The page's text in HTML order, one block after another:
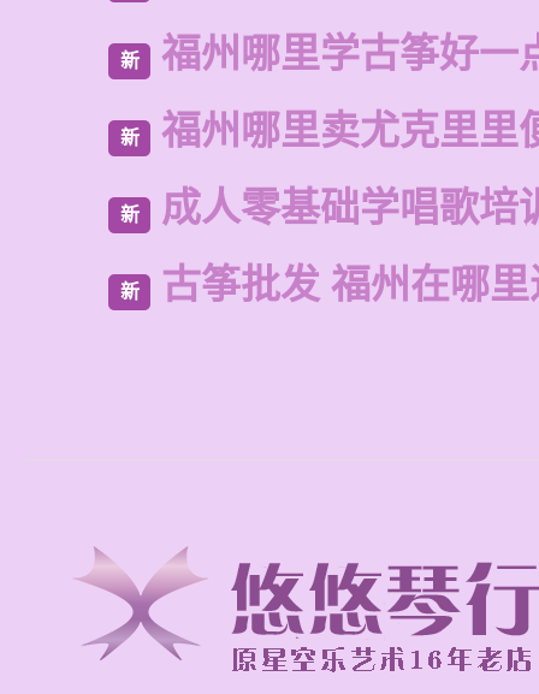
新 福州哪里学古筝好一
新 福州哪里卖尤克里里
新 成人零基础学唱歌培
新 古筝批发 福州在哪